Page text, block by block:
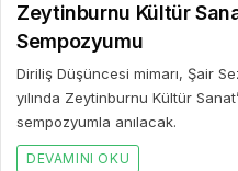
Zeytinburnu Kültür
Sempozyumu
Diriliş Düşüncesi mimarı, Şair
yılında Zeytinburnu Kültür
sempozyumla anılacak.
DEVAMINI OKU